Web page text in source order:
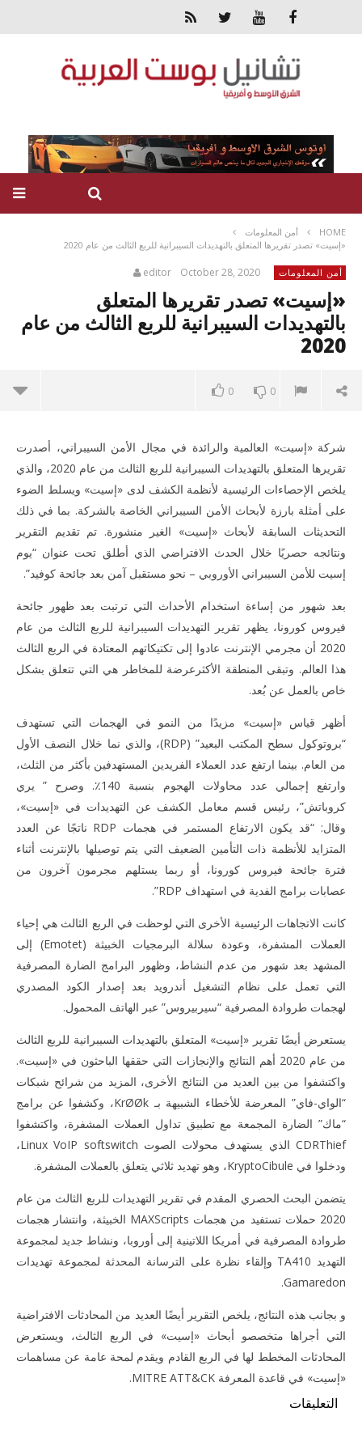
HOME
أمن المعلومات
«إسيت» تصدر تقريرها المتعلق بالتهديدات السيبرانية للربع الثالث من عام 2020
أمن المعلومات October 28, 2020
editor
«إسيت» تصدر تقريرها المتعلق
بالتهديدات السيبرانية للربع الثالث من عام
2020
0 0
NOW VIEWING
«إسيت» تصدر تقريرها المتعلق بالتهديدات السيبرانية للربع الثالث
من عام 2020
28, 2020
editor
شركة «إسيت» العالمية والرائدة في مجال الأمن السيبراني، أصدرت
تقريرها المتعلق بالتهديدات السيبرانية للربع الثالث من عام 2020، والذي
يلخص الإحصاءات الرئيسية لأنظمة الكشف لدى «إسيت» ويسلط الضوء
على أمثلة بارزة لأبحاث الأمن السيبراني الخاصة بالشركة. بما في ذلك
التحديثات السابقة لأبحاث «إسيت» الغير منشورة. تم تقديم التقرير
ونتائجه حصريًا خلال الحدث الافتراضي الذي أطلق تحت عنوان “يوم
إسيت للأمن السيبراني الأوروبي – نحو مستقبل آمن بعد جائحة كوفيد”.
بعد شهور من إساءة استخدام الأحداث التي ترتبت بعد ظهور جائحة
فيروس كورونا، يظهر تقرير التهديدات السيبرانية للربع الثالث من عام
2020 أن مجرمي الإنترنت عادوا إلى تكتيكاتهم المعتادة في الربع الثالث
هذا العالم. وتبقى المنطقة الأكثرعرضة للمخاطر هي التي تتعلق بشكل
خاص بالعمل عن بُعد.
أظهر قياس «إسيت» مزيدًا من النمو في الهجمات التي تستهدف
“بروتوكول سطح المكتب البعيد” (RDP)، والذي نما خلال النصف الأول
من العام. بينما ارتفع عدد العملاء الفريدين المستهدفين بأكثر من الثلث،
وارتفع إجمالي عدد محاولات الهجوم بنسبة 140٪. وصرح ” يري
كروباتش”، رئيس قسم معامل الكشف عن التهديدات في «إسيت»،
وقال: “قد يكون الارتفاع المستمر في هجمات RDP ناتجًا عن العدد
المتزايد للأنظمة ذات التأمين الضعيف التي يتم توصيلها بالإنترنت أثناء
فترة جائحة فيروس كورونا، أو ربما يستلهم مجرمون آخرون من
عصابات برامج الفدية في استهداف RDP”.
كانت الاتجاهات الرئيسية الأخرى التي لوحظت في الربع الثالث هي إحياء
العملات المشفرة، وعودة سلالة البرمجيات الخبيثة (Emotet) إلى
المشهد بعد شهور من عدم النشاط، وظهور البرامج الضارة المصرفية
التي تعمل على نظام التشغيل أندرويد بعد إصدار الكود المصدري
لهجمات طروادة المصرفية “سيربيروس” عبر الهاتف المحمول.
يستعرض أيضًا تقرير «إسيت» المتعلق بالتهديدات السيبرانية للربع الثالث
من عام 2020 أهم النتائج والإنجازات التي حققها الباحثون في «إسيت».
واكتشفوا من بين العديد من النتائج الأخرى، المزيد من شرائح شبكات
“الواي-فاي” المعرضة للأخطاء الشبيهة بـ KrØØk، وكشفوا عن برامج
“ماك” الضارة المجمعة مع تطبيق تداول العملات المشفرة، واكتشفوا
CDRThief الذي يستهدف محولات الصوت Linux VoIP softswitch،
ودخلوا في KryptoCibule، وهو تهديد ثلاثي يتعلق بالعملات المشفرة.
يتضمن البحث الحصري المقدم في تقرير التهديدات للربع الثالث من عام
2020 حملات تستفيد من هجمات MAXScripts الخبيثة، وانتشار هجمات
طروادة المصرفية في أمريكا اللاتينية إلى أوروبا، ونشاط جديد لمجموعة
التهديد TA410 وإلقاء نظرة على الترسانة المحدثة لمجموعة تهديدات
Gamaredon.
و بجانب هذه النتائج، يلخص التقرير أيضًا العديد من المحادثات الافتراضية
التي أجراها متخصصو أبحاث «إسيت» في الربع الثالث، ويستعرض
المحادثات المخطط لها في الربع القادم ويقدم لمحة عامة عن مساهمات
«إسيت» في قاعدة المعرفة MITRE ATT&CK.
التعليقات